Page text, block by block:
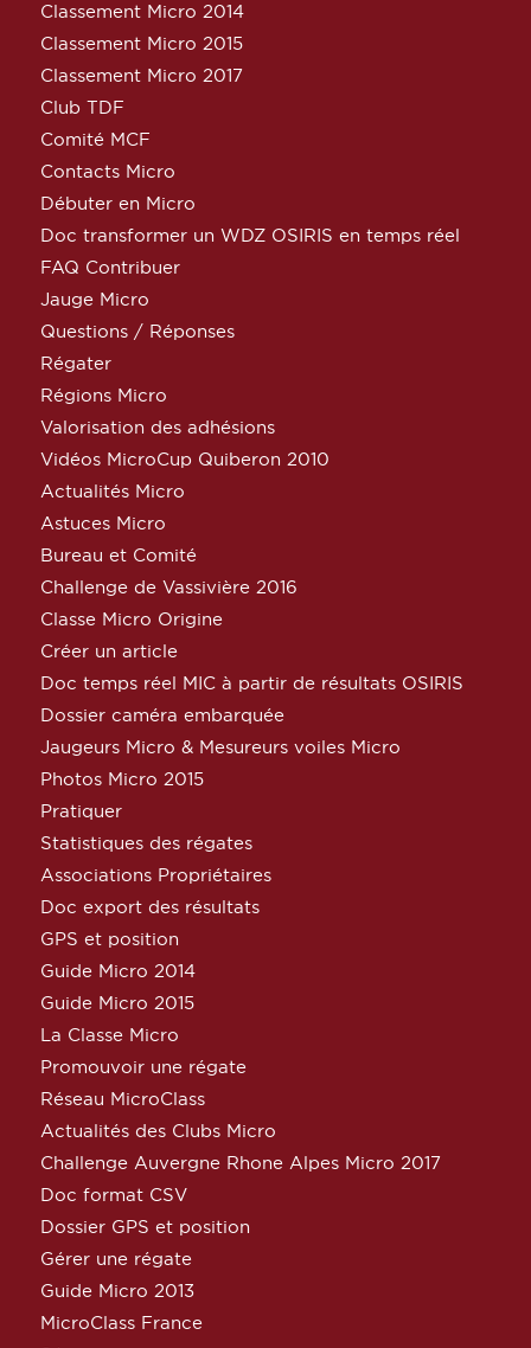
Classement Micro 2014
Classement Micro 2015
Classement Micro 2017
Club TDF
Comité MCF
Contacts Micro
Débuter en Micro
Doc transformer un WDZ OSIRIS en temps réel
FAQ Contribuer
Jauge Micro
Questions / Réponses
Régater
Régions Micro
Valorisation des adhésions
Vidéos MicroCup Quiberon 2010
Actualités Micro
Astuces Micro
Bureau et Comité
Challenge de Vassivière 2016
Classe Micro Origine
Créer un article
Doc temps réel MIC à partir de résultats OSIRIS
Dossier caméra embarquée
Jaugeurs Micro & Mesureurs voiles Micro
Photos Micro 2015
Pratiquer
Statistiques des régates
Associations Propriétaires
Doc export des résultats
GPS et position
Guide Micro 2014
Guide Micro 2015
La Classe Micro
Promouvoir une régate
Réseau MicroClass
Actualités des Clubs Micro
Challenge Auvergne Rhone Alpes Micro 2017
Doc format CSV
Dossier GPS et position
Gérer une régate
Guide Micro 2013
MicroClass France